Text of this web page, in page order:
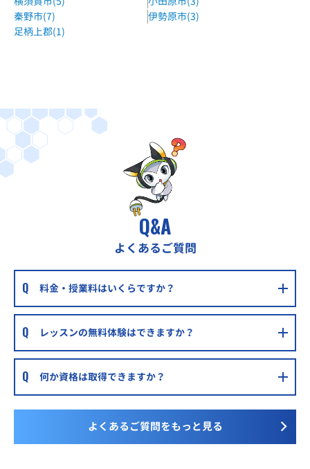
秦野市(7)
伊勢原市(3)
足柄上郡(1)
Q&A
よくあるご質問
料金・授業料はいくらですか？
レッスンの無料体験はできますか？
何か資格は取得できますか？
よくあるご質問をもっと見る